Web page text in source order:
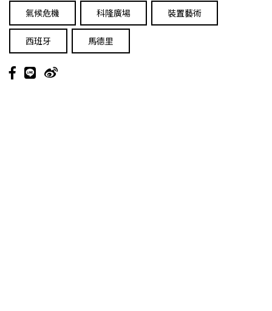
氣候危機 科隆廣場 裝置藝術
西班牙 馬德里